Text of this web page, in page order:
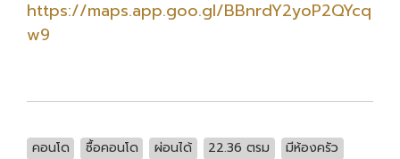
https://maps.app.goo.gl/BBnrdY2yoP2QYcq
w9
คอนโด ซื้อคอนโด ผ่อนได้ 22.36 ตรม
มีห้องครัว